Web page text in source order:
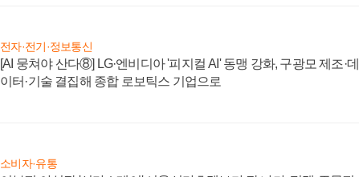
전자·전기·정보통신
[AI 뭉쳐야 산다⑧] LG·엔비디아 '피지컬 AI' 동맹 강화, 구광모 제조·데
이터·기술 결집해 종합 로보틱스 기업으로
소비자·유통